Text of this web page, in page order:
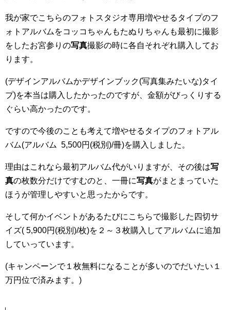
我が家でこちらのフォトスタジオ専用増やせるタイプのフ
ォトアルバムをコッコちゃんもたぬりちゃんも最初に撮影
をしたお宮参りの写真撮影の時に各自それぞれ購入してお
ります。
(デザインアルバムかデザインブック(写真集みたいな)タイ
プ)を本当は購入したかったのですが、金額がびっくりする
ぐらい高かったのです。
ですので今後のことも考えて増やせるタイプのフォトアル
バム(アルバム 5,500円(税別)/冊)を購入しました。
理由はこれなら最初アルバム代がいりますが、その後は写
真の枚数分だけですむのと、一冊に写真がまとまっていた
ほうが管理しやすいと思ったからです。
そして何かイベントがあるたびにこちらで撮影した四切サ
イズ( 5,900円(税別)/枚)を２～３枚購入してアルバムに追加
していっています。
(キャンペーンで１枚無料になることが多いのでだいたい１
万円位で済みます。)